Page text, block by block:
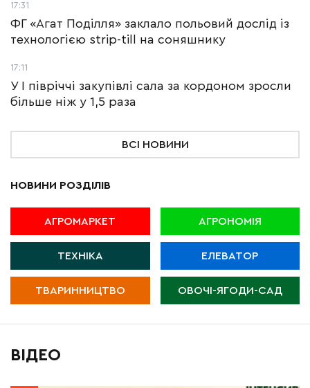
17:31
ФГ «Агат Поділля» заклало польовий дослід із
технологією strip-till на соняшнику
17:11
У І півріччі закупівлі сала за кордоном зросли
більше ніж у 1,5 раза
ВСІ НОВИНИ
НОВИНИ РОЗДІЛІВ
АГРОМАРКЕТ АГРОНОМІЯ
ТЕХНІКА ЕЛЕВАТОР
ТВАРИННИЦТВО ОВОЧІ-ЯГОДИ-САД
ВІДЕО